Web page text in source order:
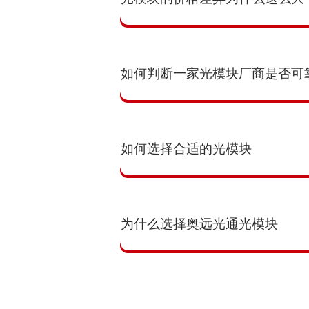
如何判断一家光模块厂商是否可
如何选择合适的光模块
为什么选择奥远光通光模块